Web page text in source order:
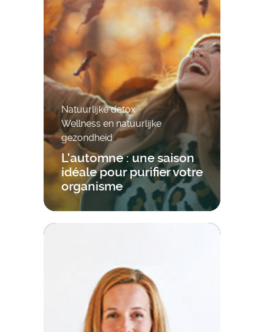
Natuurlijke detox
Wellness en natuurlijke
gezondheid
L’automne : une saison
idéale pour purifier votre
organisme